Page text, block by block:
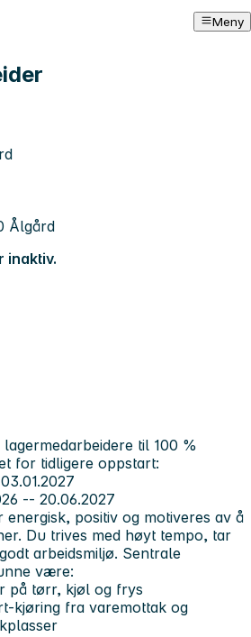
Meny
Ålgård
inaktiv.
til 100 %
for tidligere oppstart:
-- 20.06.2027
energisk, positiv og motiveres av å
Du trives med høyt tempo, tar
arbeidsmiljø. Sentrale
være:
på tørr, kjøl og frys
kjøring fra varemottak og